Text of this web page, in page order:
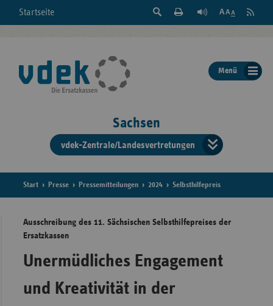
Startseite
Suche
der
Seite
Feed
Menü
Sachsen
vdek-Zentrale/Landesvertretungen
der
Start Presse Pressemitteilungen 2024 Selbsthilfepreis
Ausschreibung des 11. Sächsischen Selbsthilfepreises der
Ersatzkassen
Unermüdliches Engagement
und Kreativität in der